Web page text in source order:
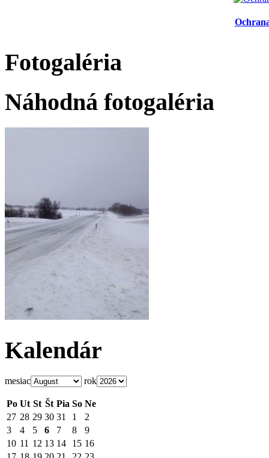
Fotogaléria
Náhodná fotogaléria
Kalendár
mesiac rok
Po Ut St Št Pia So Ne
27 28 29 30 31 1
2
3
4 5 6 7 8
9
10 11 12 13 14 15 16